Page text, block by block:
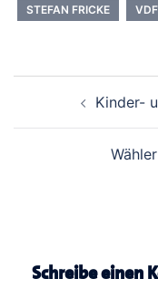
STEFAN FRICKE
NavigationKinder-
Schreibe einen